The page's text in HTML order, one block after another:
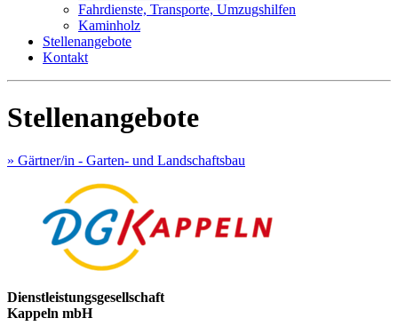
Fahrdienste, Transporte, Umzugshilfen
Kaminholz
Stellenangebote
Kontakt
Stellenangebote
» Gärtner/in - Garten- und Landschaftsbau
Dienstleistungsgesellschaft
Kappeln mbH